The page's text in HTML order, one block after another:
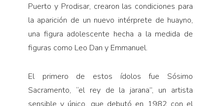
Puerto y Prodisar, crearon las condiciones para
la aparición de un nuevo intérprete de huayno,
una figura adolescente hecha a la medida de
figuras como Leo Dan y Emmanuel.
El primero de estos ídolos fue Sósimo
Sacramento, “el rey de la jarana”, un artista
sensible y único, que debutó en 1982 con el